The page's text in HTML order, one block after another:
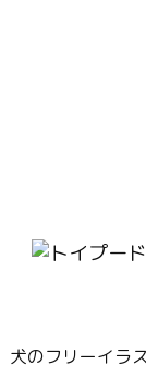
犬のフリーイラ